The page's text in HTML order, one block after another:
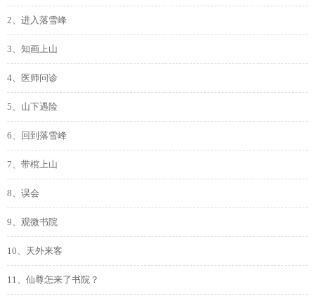
2、进入落雪峰
3、知画上山
4、医师问诊
5、山下遇险
6、回到落雪峰
7、带棺上山
8、误会
9、观微书院
10、天外来客
11、仙尊怎来了书院？